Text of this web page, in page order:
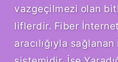
vazgeçilmezi olan
liflerdir. Fiber
aracılığıyla